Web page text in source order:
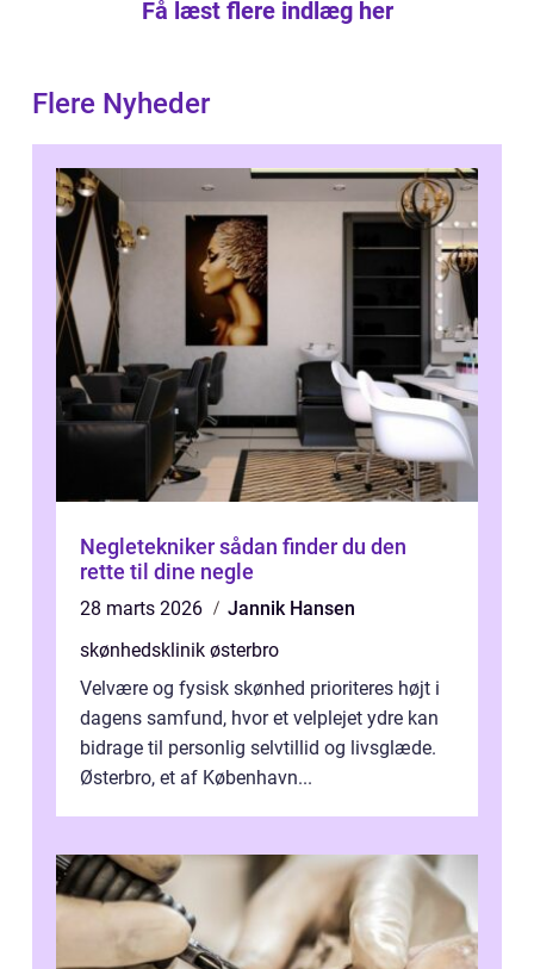
Få læst flere indlæg her
Flere Nyheder
Negletekniker sådan finder du den
rette til dine negle
28 marts 2026
Jannik Hansen
skønhedsklinik østerbro
Velvære og fysisk skønhed prioriteres højt i
dagens samfund, hvor et velplejet ydre kan
bidrage til personlig selvtillid og livsglæde.
Østerbro, et af København...